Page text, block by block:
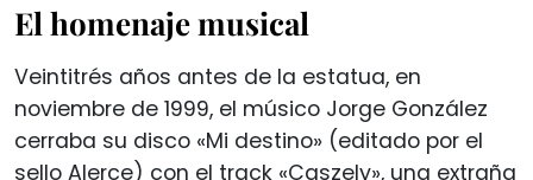
El homenaje musical
Veintitrés años antes de la estatua, en
noviembre de 1999, el músico Jorge González
cerraba su disco «Mi destino» (editado por el
sello Alerce) con el track «Caszely», una extraña